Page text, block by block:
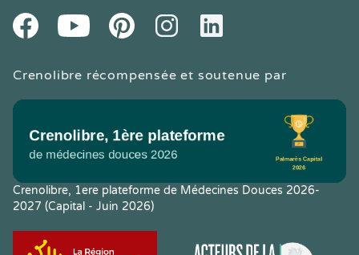
FacebookYoutube PinteresetInstagramLinkedIn
Crenolibre récompensée et soutenue par
Crenolibre, 1ere plateforme de Médecines Douces 2026-
2027 (Capital - Juin 2026)